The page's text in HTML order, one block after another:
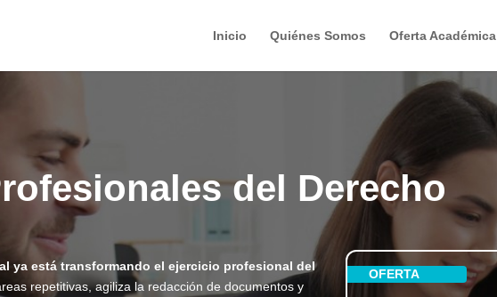
Inicio Quiénes Somos Oferta Académica
del Derecho
ya está transformando el ejercicio profesional del
repetitivas, agiliza la redacción de documentos y
OFERTA